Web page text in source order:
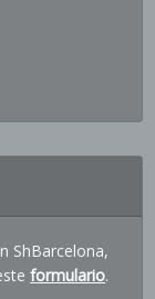
ShBarcelona,
formulario.